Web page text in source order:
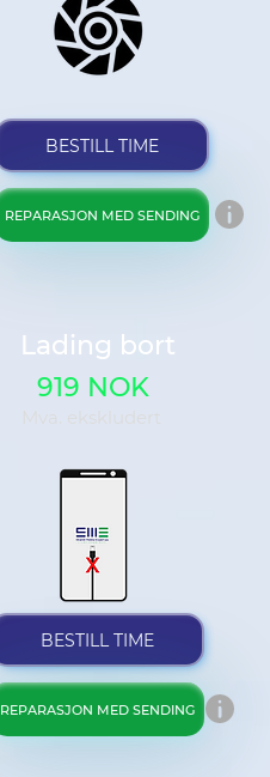
BESTILL TIME
REPARASJON MED SENDING
Lading bort
919 NOK
BESTILL TIME
REPARASJON MED SENDING